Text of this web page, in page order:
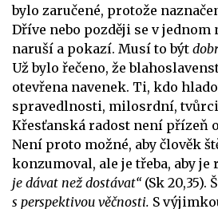
bylo zaručené, protože
Dříve nebo později se v jednom
naruší a pokazí. Musí to být
Už bylo řečeno, že
otevřena navenek. Ti, kdo
spravedlnosti, milosrdní, tvůrci
Křesťanská radost není přízeň
Není proto možné, aby člověk
konzumoval, ale je třeba, aby je
je dávat než dostávat“ (Sk 20,35).
s perspektivou věčnosti. S